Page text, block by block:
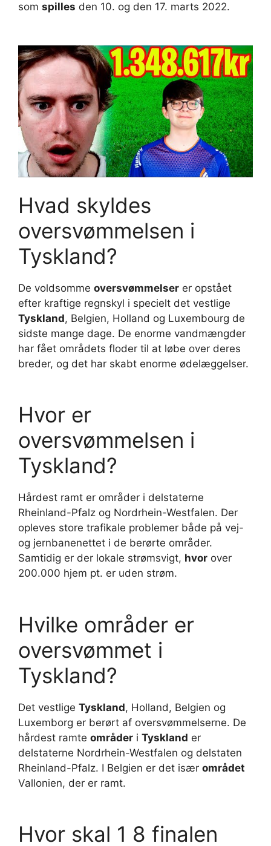
som spilles den 10. og den 17. marts 2022.
Hvad skyldes
oversvømmelsen i
Tyskland?
De voldsomme oversvømmelser er opstået
efter kraftige regnskyl i specielt det vestlige
Tyskland, Belgien, Holland og Luxembourg de
sidste mange dage. De enorme vandmængder
har fået områdets floder til at løbe over deres
breder, og det har skabt enorme ødelæggelser.
Hvor er
oversvømmelsen i
Tyskland?
Hårdest ramt er områder i delstaterne
Rheinland-Pfalz og Nordrhein-Westfalen. Der
opleves store trafikale problemer både på vej-
og jernbanenettet i de berørte områder.
Samtidig er der lokale strømsvigt, hvor over
200.000 hjem pt. er uden strøm.
Hvilke områder er
oversvømmet i
Tyskland?
Det vestlige Tyskland, Holland, Belgien og
Luxemborg er berørt af oversvømmelserne. De
hårdest ramte områder i Tyskland er
delstaterne Nordrhein-Westfalen og delstaten
Rheinland-Pfalz. I Belgien er det især området
Vallonien, der er ramt.
Hvor skal 1 8 finalen